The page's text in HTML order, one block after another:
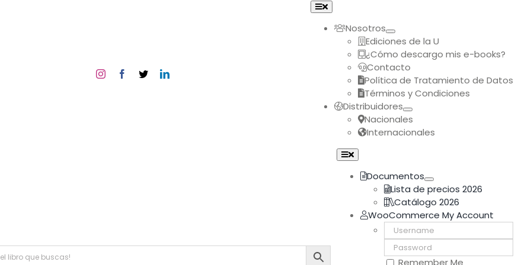
Toggle
Navigation
Nosotros
Ediciones de la U
¿Cómo descargo mis e-books?
Contacto
Política de Tratamiento de Datos
Términos y Condiciones
Distribuidores
Nacionales
Internacionales
Toggle
Navigation
Documentos
Lista de precios 2026
Catálogo 2026
WooCommerce My Account
Username:
Password:
Remember Me